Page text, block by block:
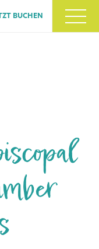
BUCHEN